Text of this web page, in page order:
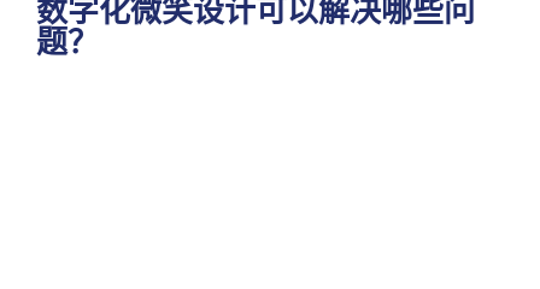
数字化微笑设计可以解决哪些问
题？